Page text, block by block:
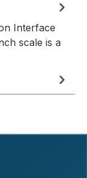
Interface
scale is a